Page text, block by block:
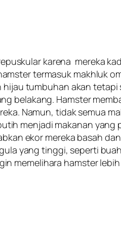
karena mereka
termasuk makhluk
tumbuhan akan
belakang. Hamster
Namun, tidak semua
menjadi makanan
ekor mereka basah
yang tinggi, seperti
memelihara hamster